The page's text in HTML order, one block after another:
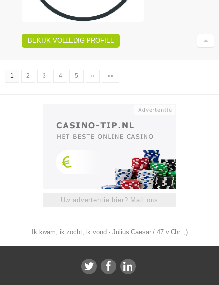
BEKIJK VOLLEDIG PROFIEL
1 2 3 4 5 » »»
Uw advertentie hier? Mail ons
Ik kwam, ik zocht, ik vond - Julius Caesar / 47 v.Chr. ;)